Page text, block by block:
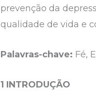
prevenção da
qualidade de vida e
Palavras-chave: Fé,
1 INTRODUÇÃO